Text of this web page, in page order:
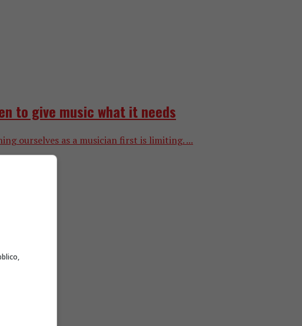
to give music what it needs
ourselves as a musician first is limiting. ...